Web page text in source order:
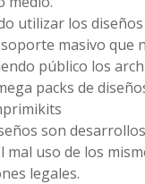
utilizar los
masivo que
público los
packs de
son
mal uso de los
legales.